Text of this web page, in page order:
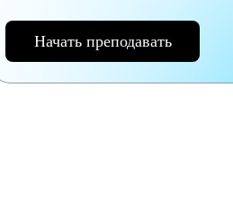
Начать преподавать